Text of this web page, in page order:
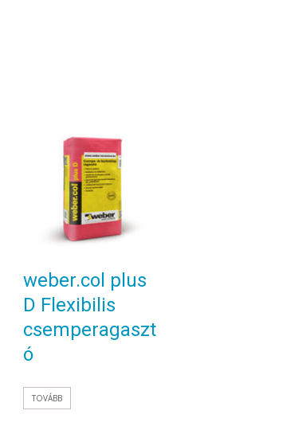
weber.col plus
D Flexibilis
csemperagaszt
ó
TOVÁBB